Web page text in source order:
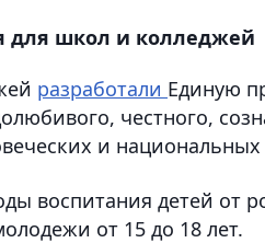
для школ и колледжей
разработали Единую
честного,
и национальных
воспитания детей от
от 15 до 18 лет.